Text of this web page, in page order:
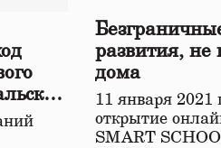
развития, не
дома
11 января 2021
открытие
SMART